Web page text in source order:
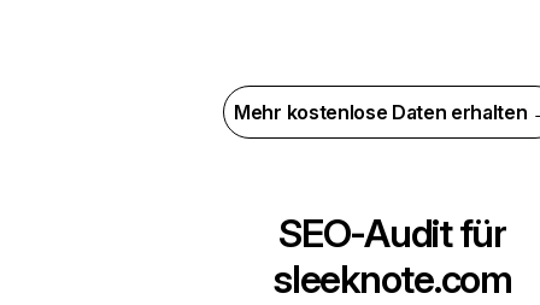
Mehr kostenlose Daten erhalten
SEO-Audit für
sleeknote.com